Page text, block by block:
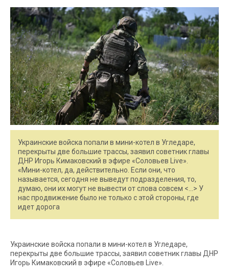
Украинские войска попали в мини-котел в Угледаре,
перекрыты две большие трассы, заявил советник главы
ДНР Игорь Кимаковский в эфире «Соловьев Live».
«Мини-котел, да, действительно. Если они, что
называется, сегодня не выведут подразделения, то,
думаю, они их могут не вывести от слова совсем <…> У
нас продвижение было не только с этой стороны, где
идет дорога
Украинские войска попали в мини-котел в Угледаре,
перекрыты две большие трассы, заявил советник главы ДНР
Игорь Кимаковский в эфире «Соловьев Live».